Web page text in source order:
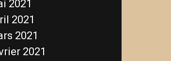
2021
2021
2021
2021